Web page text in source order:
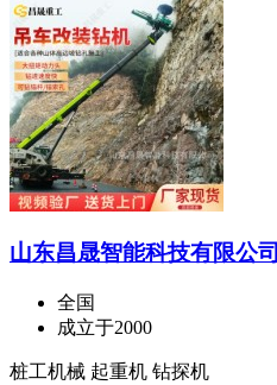
山东昌晟智能科技有限公司
全国
成立于2000
桩工机械 起重机 钻探机